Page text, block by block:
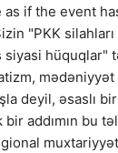
if the event
"PKK silahları
hüquqlar"
deyil, əsaslı
bir addımın